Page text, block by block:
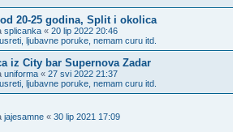
20-25 godina, Split i okolica
splicanka « 20 lip 2022 20:46
ljubavne poruke, nemam curu itd.
iz City bar Supernova Zadar
uniforma « 27 svi 2022 21:37
ljubavne poruke, nemam curu itd.
jajesamne « 30 lip 2021 17:09